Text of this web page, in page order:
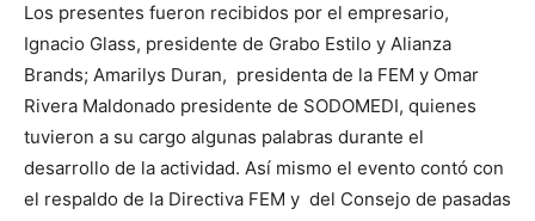
Los presentes fueron recibidos por el empresario,
Ignacio Glass, presidente de Grabo Estilo y Alianza
Brands; Amarilys Duran, presidenta de la FEM y Omar
Rivera Maldonado presidente de SODOMEDI, quienes
tuvieron a su cargo algunas palabras durante el
desarrollo de la actividad. Así mismo el evento contó con
el respaldo de la Directiva FEM y del Consejo de pasadas